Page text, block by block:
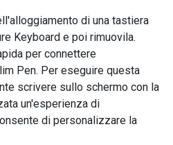
di una tastiera
Keyboard e poi rimuovila.
per connettere
Pen. Per eseguire questa
scrivere sullo schermo con la
un'esperienza di
di personalizzare la